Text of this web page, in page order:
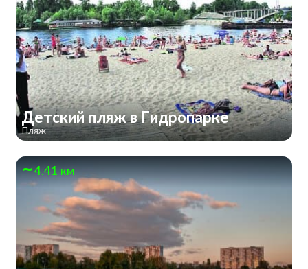
Детский пляж в Гидропарке
Пляж
4.41 км